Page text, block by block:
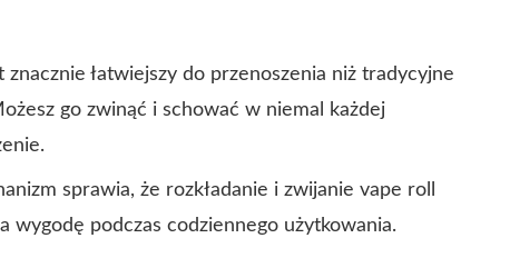
znacznie łatwiejszy do przenoszenia niż tradycyjne
go zwinąć i schować w niemal każdej
sprawia, że rozkładanie i zwijanie vape roll
wygodę podczas codziennego użytkowania.